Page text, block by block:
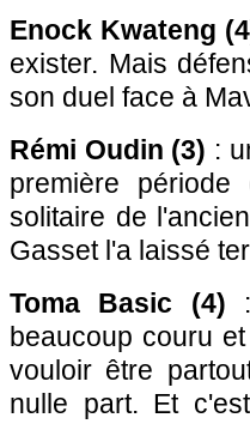
Enock Kwateng
exister. Mais
son duel face à
Rémi Oudin (3) :
première
solitaire de
Gasset l'a laissé
Toma Basic (4)
beaucoup couru
vouloir être
nulle part. Et